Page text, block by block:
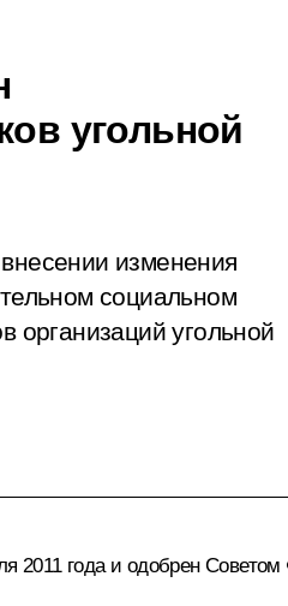
угольной
изменения
социальном
организаций угольной
2011 года и одобрен